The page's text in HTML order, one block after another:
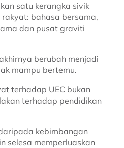
satu kerangka sivik
bahasa bersama,
dan pusat graviti
berubah menjadi
mampu bertemu.
terhadap UEC bukan
terhadap pendidikan
kebimbangan
selesa memperluaskan